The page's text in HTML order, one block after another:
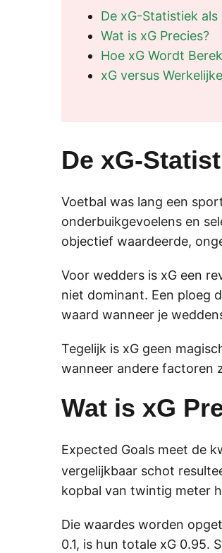
De xG-Statistiek
Wat is xG Precies?
Hoe xG Wordt
xG versus
De xG-
Voetbal was lang een
onderbuikgevoelens en
objectief waardeerde,
Voor wedders is xG een
niet dominant. Een ploeg
waard wanneer je
Tegelijk is xG geen
wanneer andere factoren
Wat is xG
Expected Goals meet de
vergelijkbaar schot
kopbal van twintig meter
Die waardes worden
0.1, is hun totale xG 0.95.